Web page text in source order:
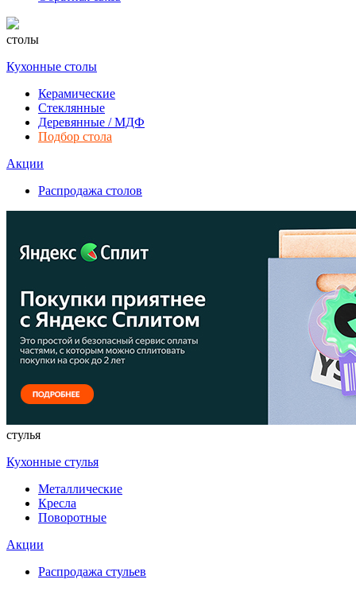
столы
Кухонные столы
Керамические
Стеклянные
Деревянные / МДФ
Подбор стола
Акции
Распродажа столов
стулья
Кухонные стулья
Металлические
Кресла
Поворотные
Акции
Распродажа стульев